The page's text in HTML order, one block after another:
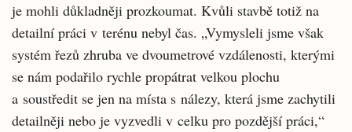
je mohli důkladněji prozkoumat. Kvůli stavbě totiž na
detailní práci v terénu nebyl čas. „Vymysleli jsme však
systém řezů zhruba ve dvoumetrové vzdálenosti, kterými
se nám podařilo rychle propátrat velkou plochu
a soustředit se jen na místa s nálezy, která jsme zachytili
detailněji nebo je vyzvedli v celku pro pozdější práci,“